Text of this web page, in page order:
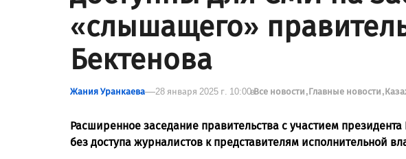
«слышащего»
Бектенова
Жания Уранкаева 28 января 2025 г. 10:00вВсе новости Главные новости
Расширенное заседание правительства с участием
без доступа журналистов к представителям исполнительной